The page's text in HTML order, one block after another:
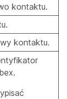
kontaktu.
kontaktu.